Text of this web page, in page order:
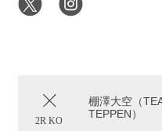
2R KO
棚澤大空（
TEPPEN）